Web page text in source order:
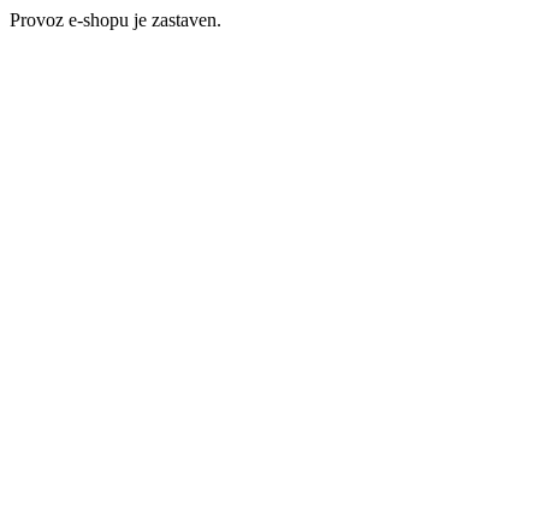
Provoz e-shopu je zastaven.